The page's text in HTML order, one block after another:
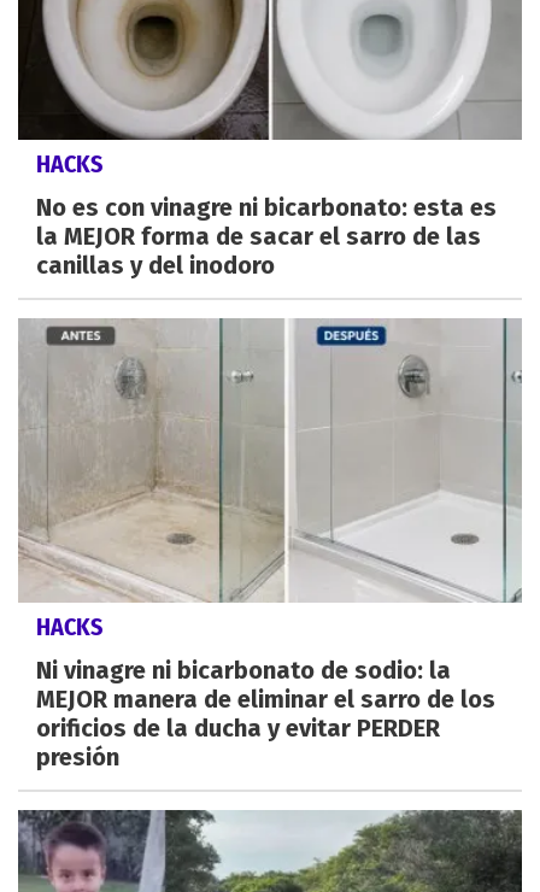
HACKS
No es con vinagre ni bicarbonato: esta es
la MEJOR forma de sacar el sarro de las
canillas y del inodoro
HACKS
Ni vinagre ni bicarbonato de sodio: la
MEJOR manera de eliminar el sarro de los
orificios de la ducha y evitar PERDER
presión